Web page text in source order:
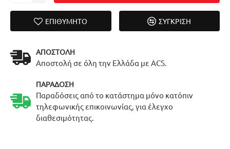
ΕΠΙΘΥΜΗΤΌ ΣΎΓΚΡΙΣΗ
ΑΠΟΣΤΟΛΉ
Αποστολή σε όλη την Ελλάδα με ACS.
ΠΑΡΆΔΟΣΗ
Παραδόσεις από το κατάστημα μόνο κατόπιν
τηλεφωνικής επικοινωνίας, για έλεγχο
διαθεσιμότητας.